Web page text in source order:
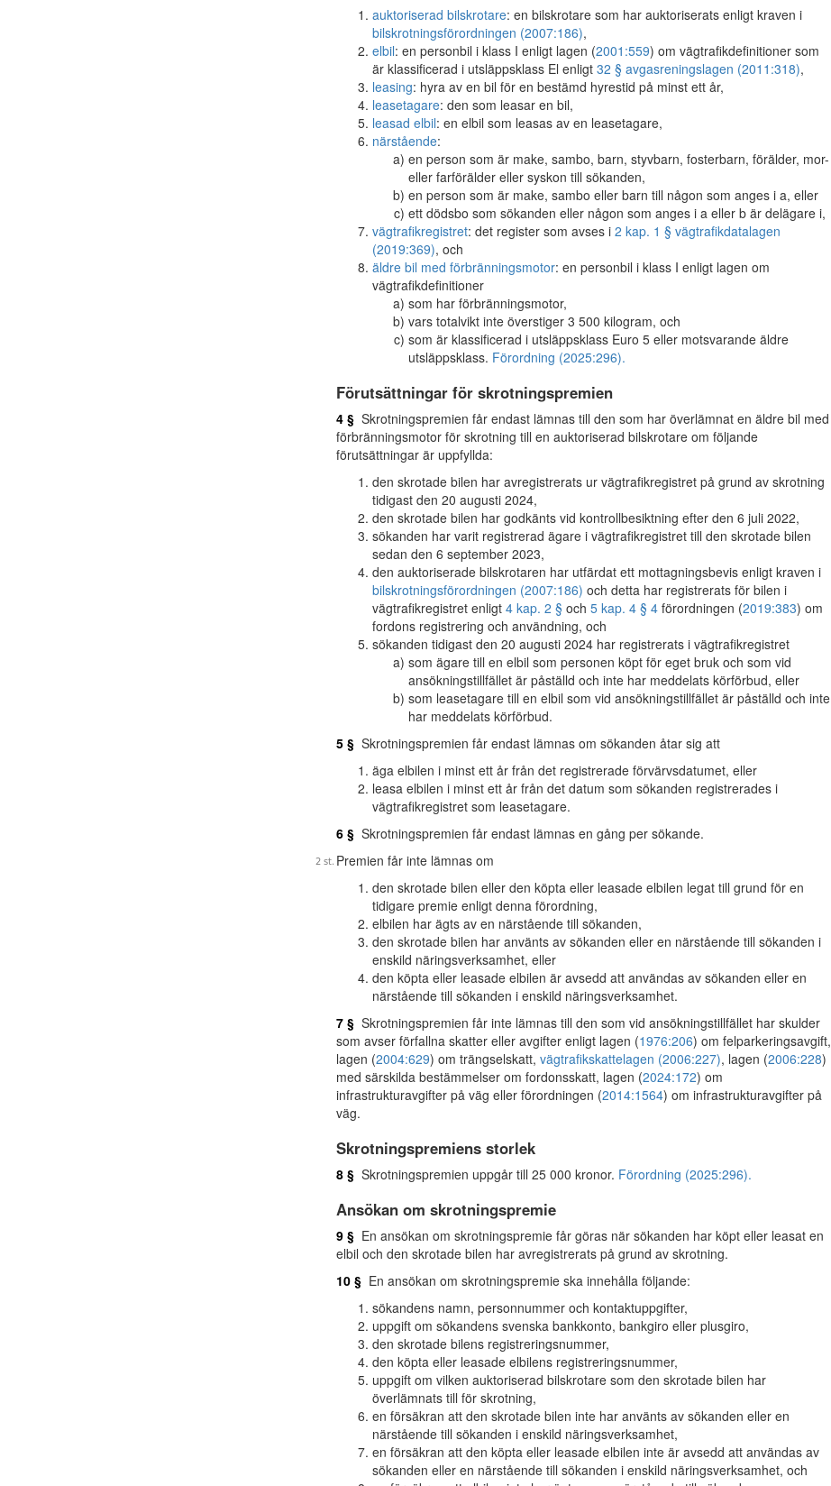
auktoriserad bilskrotare: en bilskrotare som har auktoriserats enligt kraven i
bilskrotningsförordningen (2007:186),
elbil: en personbil i klass I enligt lagen (2001:559) om vägtrafikdefinitioner som
är klassificerad i utsläppsklass El enligt 32 § avgasreningslagen (2011:318),
leasing: hyra av en bil för en bestämd hyrestid på minst ett år,
leasetagare: den som leasar en bil,
leasad elbil: en elbil som leasas av en leasetagare,
närstående:
en person som är make, sambo, barn, styvbarn, fosterbarn, förälder, mor-
eller farförälder eller syskon till sökanden,
en person som är make, sambo eller barn till någon som anges i a, eller
ett dödsbo som sökanden eller någon som anges i a eller b är delägare i,
vägtrafikregistret: det register som avses i 2 kap. 1 § vägtrafikdatalagen
(2019:369), och
äldre bil med förbränningsmotor: en personbil i klass I enligt lagen om
vägtrafikdefinitioner
som har förbränningsmotor,
vars totalvikt inte överstiger 3 500 kilogram, och
som är klassificerad i utsläppsklass Euro 5 eller motsvarande äldre
utsläppsklass. Förordning (2025:296).
Förutsättningar för skrotningspremien
4 § Skrotningspremien får endast lämnas till den som har överlämnat en äldre bil med
förbränningsmotor för skrotning till en auktoriserad bilskrotare om följande
förutsättningar är uppfyllda:
den skrotade bilen har avregistrerats ur vägtrafikregistret på grund av skrotning
tidigast den 20 augusti 2024,
den skrotade bilen har godkänts vid kontrollbesiktning efter den 6 juli 2022,
sökanden har varit registrerad ägare i vägtrafikregistret till den skrotade bilen
sedan den 6 september 2023,
den auktoriserade bilskrotaren har utfärdat ett mottagningsbevis enligt kraven i
bilskrotningsförordningen (2007:186) och detta har registrerats för bilen i
vägtrafikregistret enligt 4 kap. 2 § och 5 kap. 4 § 4 förordningen (2019:383) om
fordons registrering och användning, och
sökanden tidigast den 20 augusti 2024 har registrerats i vägtrafikregistret
som ägare till en elbil som personen köpt för eget bruk och som vid
ansökningstillfället är påställd och inte har meddelats körförbud, eller
som leasetagare till en elbil som vid ansökningstillfället är påställd och inte
har meddelats körförbud.
5 § Skrotningspremien får endast lämnas om sökanden åtar sig att
äga elbilen i minst ett år från det registrerade förvärvsdatumet, eller
leasa elbilen i minst ett år från det datum som sökanden registrerades i
vägtrafikregistret som leasetagare.
6 § Skrotningspremien får endast lämnas en gång per sökande.
Premien får inte lämnas om
den skrotade bilen eller den köpta eller leasade elbilen legat till grund för en
tidigare premie enligt denna förordning,
elbilen har ägts av en närstående till sökanden,
den skrotade bilen har använts av sökanden eller en närstående till sökanden i
enskild näringsverksamhet, eller
den köpta eller leasade elbilen är avsedd att användas av sökanden eller en
närstående till sökanden i enskild näringsverksamhet.
7 § Skrotningspremien får inte lämnas till den som vid ansökningstillfället har skulder
som avser förfallna skatter eller avgifter enligt lagen (1976:206) om felparkeringsavgift,
lagen (2004:629) om trängselskatt, vägtrafikskattelagen (2006:227), lagen (2006:228)
med särskilda bestämmelser om fordonsskatt, lagen (2024:172) om
infrastrukturavgifter på väg eller förordningen (2014:1564) om infrastrukturavgifter på
väg.
Skrotningspremiens storlek
8 § Skrotningspremien uppgår till 25 000 kronor. Förordning (2025:296).
Ansökan om skrotningspremie
9 § En ansökan om skrotningspremie får göras när sökanden har köpt eller leasat en
elbil och den skrotade bilen har avregistrerats på grund av skrotning.
10 § En ansökan om skrotningspremie ska innehålla följande:
sökandens namn, personnummer och kontaktuppgifter,
uppgift om sökandens svenska bankkonto, bankgiro eller plusgiro,
den skrotade bilens registreringsnummer,
den köpta eller leasade elbilens registreringsnummer,
uppgift om vilken auktoriserad bilskrotare som den skrotade bilen har
överlämnats till för skrotning,
en försäkran att den skrotade bilen inte har använts av sökanden eller en
närstående till sökanden i enskild näringsverksamhet,
en försäkran att den köpta eller leasade elbilen inte är avsedd att användas av
sökanden eller en närstående till sökanden i enskild näringsverksamhet, och